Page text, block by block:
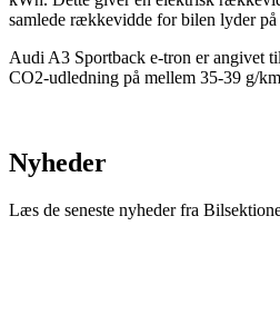
samlede rækkevidde for bilen lyder
Audi A3 Sportback e-tron er angivet
CO2-udledning på mellem 35-39 g/
Nyheder
Læs de seneste nyheder fra